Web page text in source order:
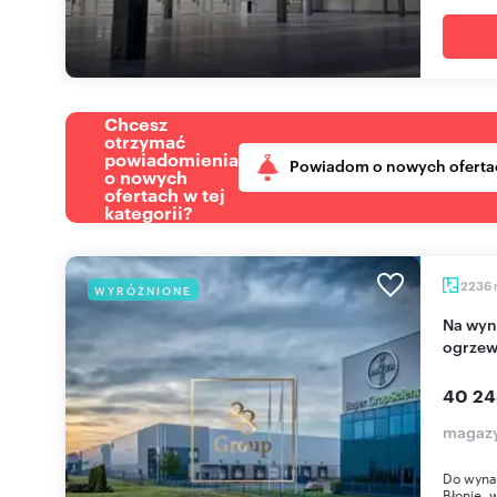
Chcesz
otrzymać
powiadomienia
o nowych
ofertach w tej
kategorii?
Powiadom o nowych
WYRÓŻNIONE 2236
Na wynajem magazyn 2236 m² z dokami i
40
Do